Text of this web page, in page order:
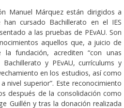
Manuel Márquez están dirigidos a
cursado Bachillerato en el IES
a las pruebas de PEvAU. Son
aquellos que, a juicio de
fundación, acrediten “con unas
y PEvAU, currículums y
en los estudios, así como
nivel superior”. Este reconocimiento
después de la consolidación como
Guillén y tras la donación realizada